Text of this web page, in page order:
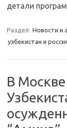
детали
Раздел: Новости и
узбекистан и
В